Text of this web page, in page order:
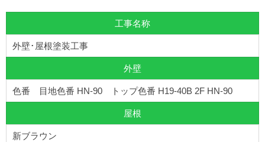
工事名称
外壁･屋根塗装工事
外壁
色番 目地色番 HN-90 トップ色番 H19-40B 2F HN-90
屋根
新ブラウン